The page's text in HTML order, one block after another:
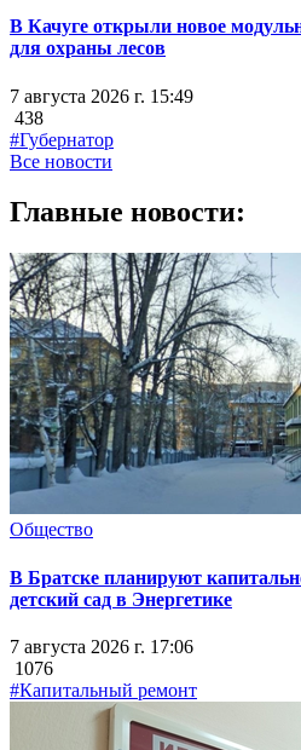
В Качуге открыли новое
для охраны лесов
7 августа 2026 г. 15:49
438
#Губернатор
Все новости
Главные новости:
Общество
В Братске планируют
детский сад в Энергетике
7 августа 2026 г. 17:06
1076
#Капитальный ремонт